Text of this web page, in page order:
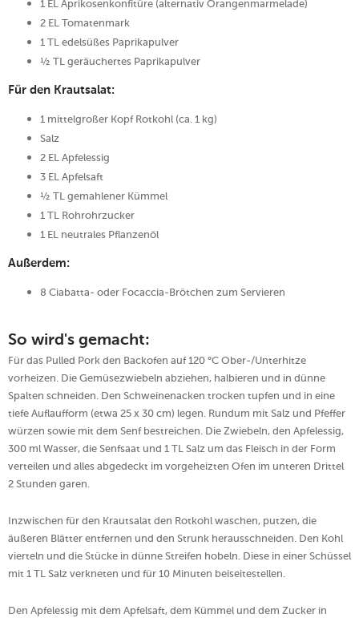
1 EL Aprikosenkonfitüre (alternativ Orangenmarmelade)
2 EL Tomatenmark
1 TL edelsüßes Paprikapulver
½ TL geräuchertes Paprikapulver
Für den Krautsalat:
1 mittelgroßer Kopf Rotkohl (ca. 1 kg)
Salz
2 EL Apfelessig
3 EL Apfelsaft
½ TL gemahlener Kümmel
1 TL Rohrohrzucker
1 EL neutrales Pflanzenöl
Außerdem:
8 Ciabatta- oder Focaccia-Brötchen zum Servieren
So wird's gemacht:
Für das Pulled Pork den Backofen auf 120 °C Ober-/Unterhitze
vorheizen. Die Gemüsezwiebeln abziehen, halbieren und in dünne
Spalten schneiden. Den Schweinenacken trocken tupfen und in eine
tiefe Auflaufform (etwa 25 x 30 cm) legen. Rundum mit Salz und Pfeffer
würzen sowie mit dem Senf bestreichen. Die Zwiebeln, den Apfelessig,
300 ml Wasser, die Senfsaat und 1 TL Salz um das Fleisch in der Form
verteilen und alles abgedeckt im vorgeheizten Ofen im unteren Drittel
2 Stunden garen.
Inzwischen für den Krautsalat den Rotkohl waschen, putzen, die
äußeren Blätter entfernen und den Strunk herausschneiden. Den Kohl
vierteln und die Stücke in dünne Streifen hobeln. Diese in einer Schüssel
mit 1 TL Salz verkneten und für 10 Minuten beiseitestellen.
Den Apfelessig mit dem Apfelsaft, dem Kümmel und dem Zucker in